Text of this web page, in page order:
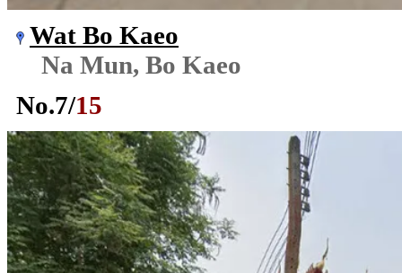
Wat Bo Kaeo
Na Mun, Bo Kaeo
No.7/15